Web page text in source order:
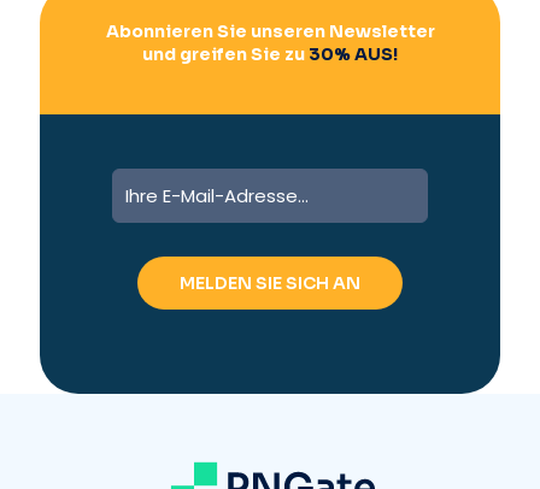
Abonnieren Sie unseren Newsletter
und greifen Sie zu 30% AUS!